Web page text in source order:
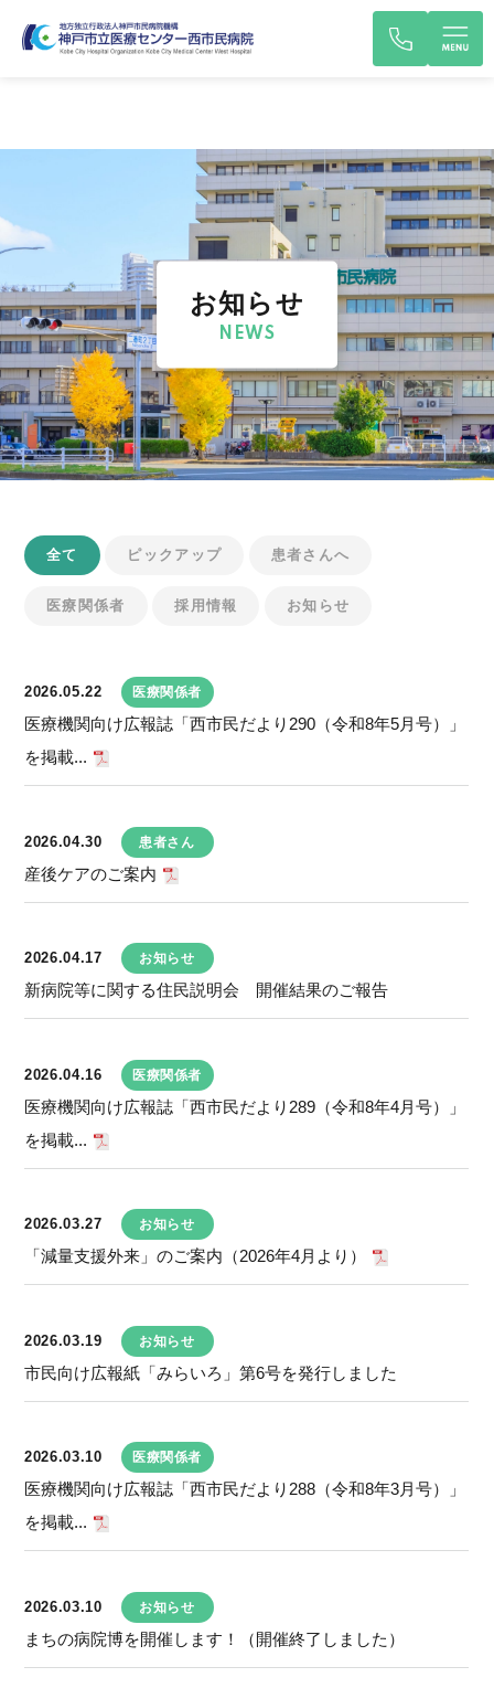
お知らせ
NEWS
全て ピックアップ 患者さんへ
医療関係者 採用情報 お知らせ
2026.05.22 医療関係者
医療機関向け広報誌「西市民だより290（令和8年5月号）」
を掲載...
2026.04.30 患者さん
産後ケアのご案内
2026.04.17 お知らせ
新病院等に関する住民説明会 開催結果のご報告
2026.04.16 医療関係者
医療機関向け広報誌「西市民だより289（令和8年4月号）」
を掲載...
2026.03.27 お知らせ
「減量支援外来」のご案内（2026年4月より）
2026.03.19 お知らせ
市民向け広報紙「みらいろ」第6号を発行しました
2026.03.10 医療関係者
医療機関向け広報誌「西市民だより288（令和8年3月号）」
を掲載...
2026.03.10 お知らせ
まちの病院博を開催します！（開催終了しました）